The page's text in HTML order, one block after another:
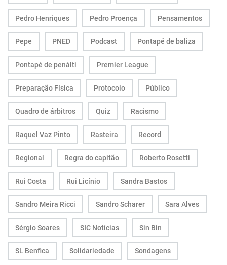
Pedro Henriques Pedro Proença Pensamentos
Pepe PNED Podcast Pontapé de baliza
Pontapé de penálti Premier League
Preparação Física Protocolo Público
Quadro de árbitros Quiz Racismo
Raquel Vaz Pinto Rasteira Record
Regional Regra do capitão Roberto Rosetti
Rui Costa Rui Licínio Sandra Bastos
Sandro Meira Ricci Sandro Scharer Sara Alves
Sérgio Soares SIC Notícias Sin Bin
SL Benfica Solidariedade Sondagens